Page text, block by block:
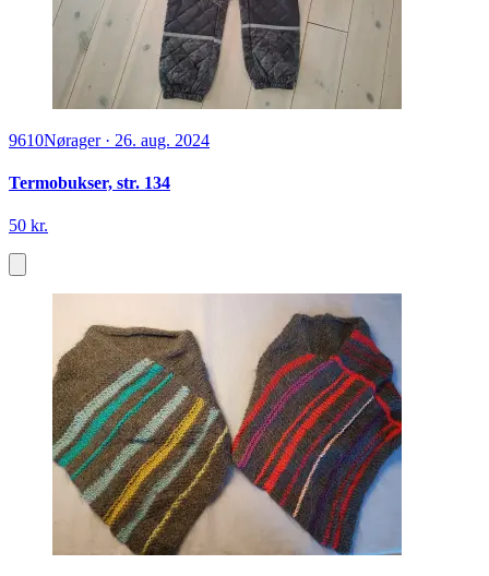
9610Nørager· 26. aug. 2024
Termobukser, str. 134
50 kr.